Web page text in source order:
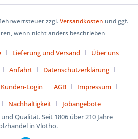
zzgl.Versandkosten und ggf.
wenn nicht anders beschrieben
Lieferung und Versand
Über uns
Anfahrt
Datenschutzerklärung
Kunden-Login AGB
Impressum
Nachhaltigkeit
Jobangebote
Qualität. Seit 1806 über 210 Jahre
in Vlotho.